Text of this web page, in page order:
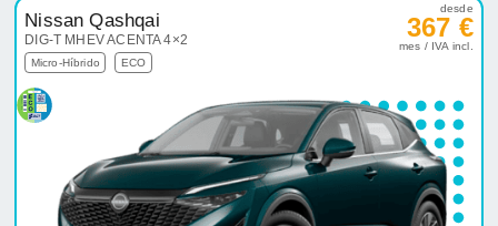
Nissan Qashqai
DIG-T MHEV ACENTA 4×2
Micro-Híbrido ECO
desde
367 €
mes / IVA incl.